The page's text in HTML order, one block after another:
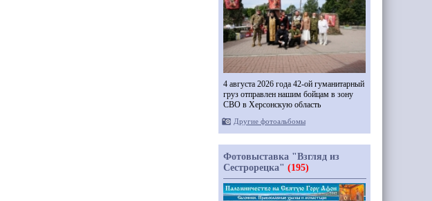
4 августа 2026 года 42-ой гуманитарный
груз отправлен нашим бойцам в зону
СВО в Херсонскую область
Другие фотоальбомы
Фотовыставка "Взгляд из
Сестрорецка" (195)